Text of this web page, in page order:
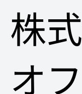
株
オ